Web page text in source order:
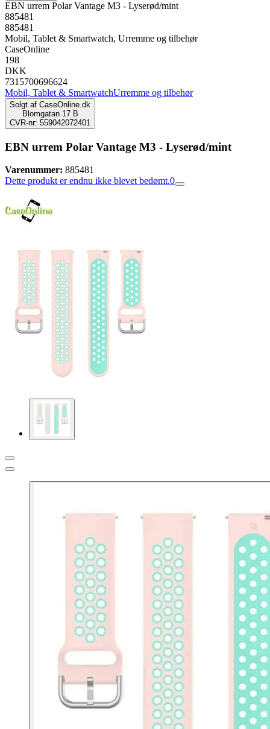
EBN urrem Polar Vantage M3 - Lyserød/mint
885481
885481
Mobil, Tablet & Smartwatch, Urremme og tilbehør
CaseOnline
198
DKK
7315700696624
Mobil, Tablet & SmartwatchUrremme og tilbehør
Solgt af CaseOnline.dk
Blomgatan 17 B
CVR-nr: 559042072401
EBN urrem Polar Vantage M3 - Lyserød/mint
Varenummer: 885481
Dette produkt er endnu ikke blevet bedømt.0